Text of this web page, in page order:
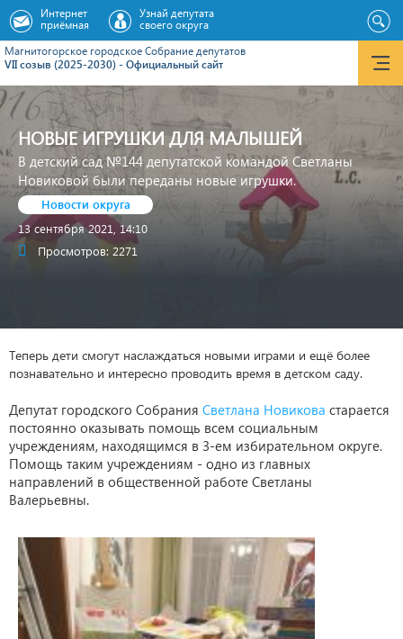
Магнитогорское городское Cобрание депутатов
VII созыв (2025-2030) - Официальный сайт
Интернет
приёмная
Узнай депутата
своего округа
НОВЫЕ ИГРУШКИ ДЛЯ МАЛЫШЕЙ
В детский сад №144 депутатской командой Светланы
Новиковой были переданы новые игрушки.
Новости округа
13 сентября 2021, 14:10
Просмотров: 2271
Теперь дети смогут наслаждаться новыми играми и ещё более
познавательно и интересно проводить время в детском саду.
Депутат городского Собрания Светлана Новикова старается
постоянно оказывать помощь всем социальным
учреждениям, находящимся в 3-ем избирательном округе.
Помощь таким учреждениям - одно из главных
направлений в общественной работе Светланы
Валерьевны.